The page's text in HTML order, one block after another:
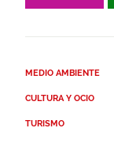
MEDIO AMBIENTE
CULTURA Y OCIO
TURISMO